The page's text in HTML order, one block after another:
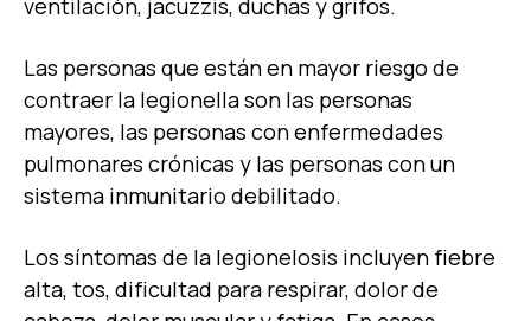
ventilación, jacuzzis, duchas y grifos.
Las personas que están en mayor riesgo de
contraer la legionella son las personas
mayores, las personas con enfermedades
pulmonares crónicas y las personas con un
sistema inmunitario debilitado.
Los síntomas de la legionelosis incluyen fiebre
alta, tos, dificultad para respirar, dolor de